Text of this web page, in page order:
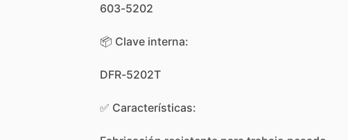
603-5202
📦 Clave interna:
DFR-5202T
✅ Características: